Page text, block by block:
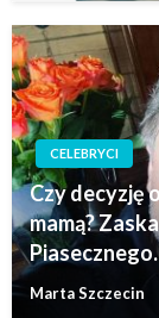
CELEBRYCI
Czy decyzję
mamą?
Piasecznego.
Marta Szczecin